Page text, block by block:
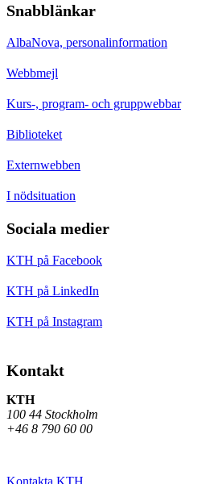
Snabblänkar
AlbaNova, personalinformation
Webbmejl
Kurs-, program- och gruppwebbar
Biblioteket
Externwebben
I nödsituation
Sociala medier
KTH på Facebook
KTH på LinkedIn
KTH på Instagram
Kontakt
KTH
100 44 Stockholm
+46 8 790 60 00
Kontakta KTH